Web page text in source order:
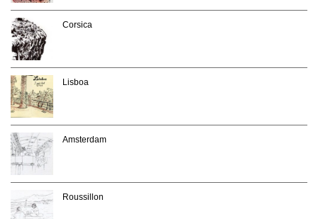
Corsica
Lisboa
Amsterdam
Roussillon